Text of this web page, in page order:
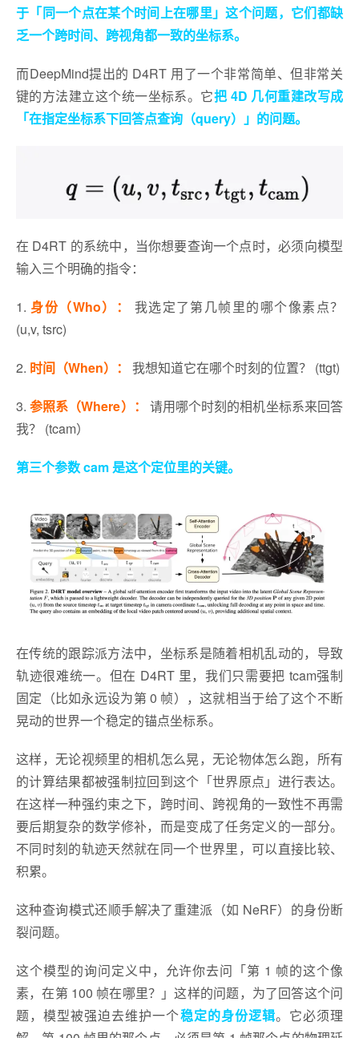
于「同一个点在某个时间上在哪里」这个问题，它们都缺
乏一个跨时间、跨视角都一致的坐标系。
而DeepMind提出的 D4RT 用了一个非常简单、但非常关
键的方法建立这个统一坐标系。它把 4D 几何重建改写成
「在指定坐标系下回答点查询（query）」的问题。
在 D4RT 的系统中，当你想要查询一个点时，必须向模型
输入三个明确的指令：
1. 身份（Who）：
我选定了第几帧里的哪个像素点？
(u,v, tsrc)
2. 时间（When）： 我想知道它在哪个时刻的位置？ (ttgt)
3.参照系（Where）：
请用哪个时刻的相机坐标系来回答
我？ (tcam）
第三个参数 cam 是这个定位里的关键。
在传统的跟踪派方法中，坐标系是随着相机乱动的，导致
轨迹很难统一。但在 D4RT 里，我们只需要把 tcam强制
固定（比如永远设为第 0 帧），这就相当于给了这个不断
晃动的世界一个稳定的锚点坐标系。
这样，无论视频里的相机怎么晃，无论物体怎么跑，所有
的计算结果都被强制拉回到这个「世界原点」进行表达。
在这样一种强约束之下，跨时间、跨视角的一致性不再需
要后期复杂的数学修补，而是变成了任务定义的一部分。
不同时刻的轨迹天然就在同一个世界里，可以直接比较、
积累。
这种查询模式还顺手解决了重建派（如 NeRF）的身份断
裂问题。
这个模型的询问定义中，允许你去问「第 1 帧的这个像
素，在第 100 帧在哪里？」这样的问题，为了回答这个问
题，模型被强迫去维护一个稳定的身份逻辑。它必须理